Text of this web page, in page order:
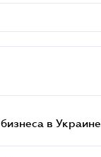
в Украине